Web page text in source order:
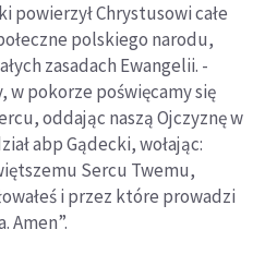
powierzył Chrystusowi całe
polskiego narodu,
zasadach Ewangelii. -
pokorze poświęcamy się
oddając naszą Ojczyznę w
abp Gądecki, wołając:
Sercu Twemu,
i przez które prowadzi
Amen”.